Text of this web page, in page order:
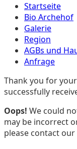
Startseite
Bio Archehof
Galerie
Region
AGBs und
Anfrage
Thank you for
successfully
Oops! We could
may be incorrect
please contact